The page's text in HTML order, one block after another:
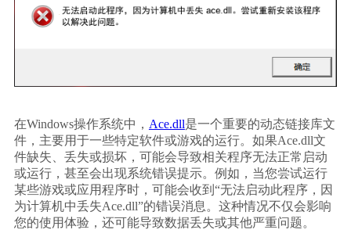
在Windows操作系统中， Ace.dll是一个重要的动态链接库文
件，主要用于一些特定软件或游戏的运行。如果Ace.dll文
件缺失、丢失或损坏，可能会导致相关程序无法正常启动
或运行，甚至会出现系统错误提示。例如，当您尝试运行
某些游戏或应用程序时，可能会收到“无法启动此程序，因
为计算机中丢失Ace.dll”的错误消息。这种情况不仅会影响
您的使用体验，还可能导致数据丢失或其他严重问题。